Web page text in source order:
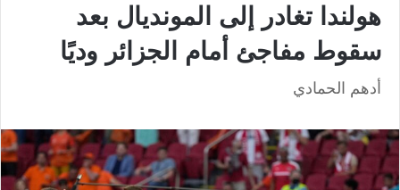
هولندا تغادر إلى المونديال بعد
سقوط مفاجئ أمام الجزائر وديًا
أدهم الحمادي